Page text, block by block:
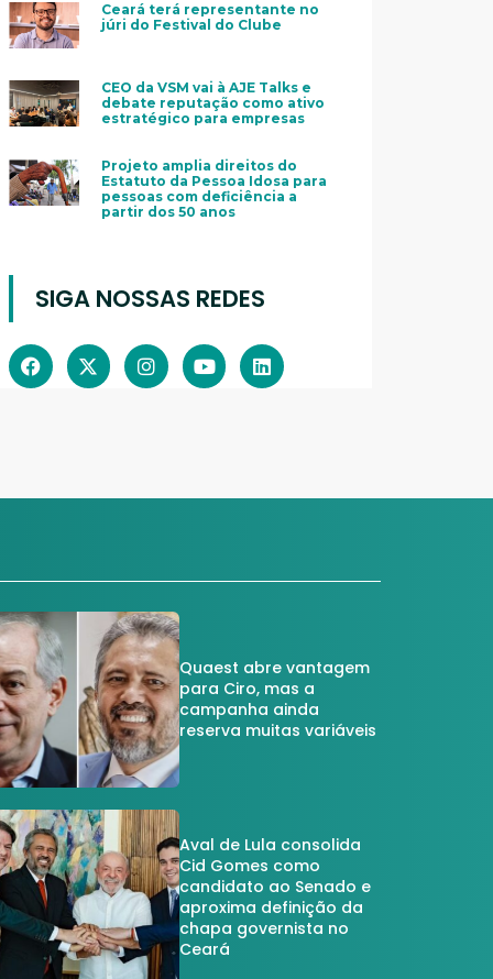
Ceará terá representante no
júri do Festival do Clube
CEO da VSM vai à AJE Talks e
debate reputação como ativo
estratégico para empresas
Projeto amplia direitos do
Estatuto da Pessoa Idosa para
pessoas com deficiência a
partir dos 50 anos
SIGA NOSSAS REDES
Quaest abre vantagem
para Ciro, mas a
campanha ainda
reserva muitas variáveis
Aval de Lula consolida
Cid Gomes como
candidato ao Senado e
aproxima definição da
chapa governista no
Ceará